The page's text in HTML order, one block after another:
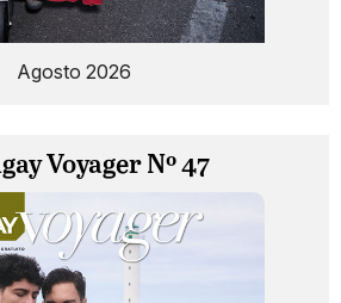
Agosto 2026
Voyager Nº 47